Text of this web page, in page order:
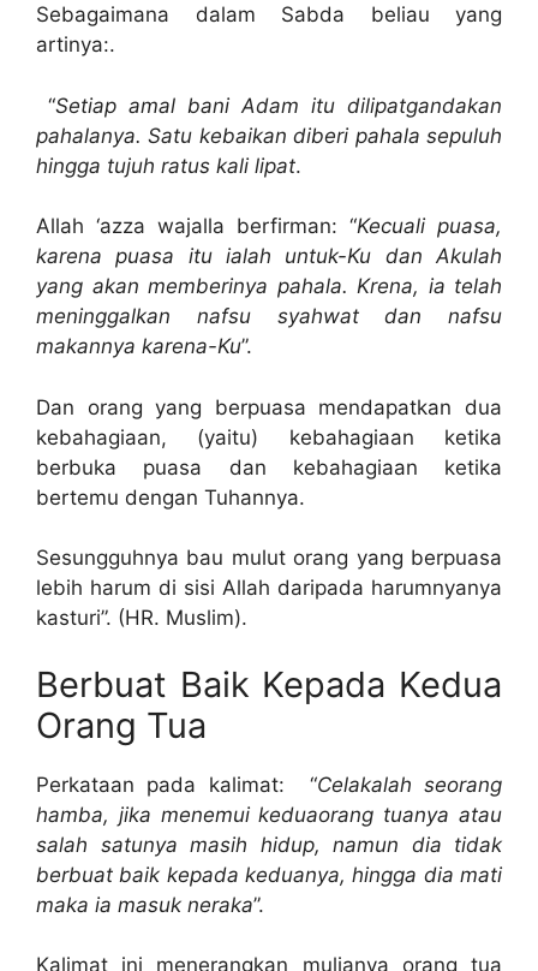
Sebagaimana dalam Sabda beliau yang
artinya:.
“Setiap amal bani Adam itu dilipatgandakan
pahalanya. Satu kebaikan diberi pahala sepuluh
hingga tujuh ratus kali lipat.
Allah ‘azza wajalla berfirman: “Kecuali puasa,
karena puasa itu ialah untuk-Ku dan Akulah
yang akan memberinya pahala. Krena, ia telah
meninggalkan nafsu syahwat dan nafsu
makannya karena-Ku”.
Dan orang yang berpuasa mendapatkan dua
kebahagiaan, (yaitu) kebahagiaan ketika
berbuka puasa dan kebahagiaan ketika
bertemu dengan Tuhannya.
Sesungguhnya bau mulut orang yang berpuasa
lebih harum di sisi Allah daripada harumnyanya
kasturi”. (HR. Muslim).
Berbuat Baik Kepada Kedua
Orang Tua
Perkataan pada kalimat: “Celakalah seorang
hamba, jika menemui keduaorang tuanya atau
salah satunya masih hidup, namun dia tidak
berbuat baik kepada keduanya, hingga dia mati
maka ia masuk neraka”.
Kalimat ini menerangkan mulianya orang tua